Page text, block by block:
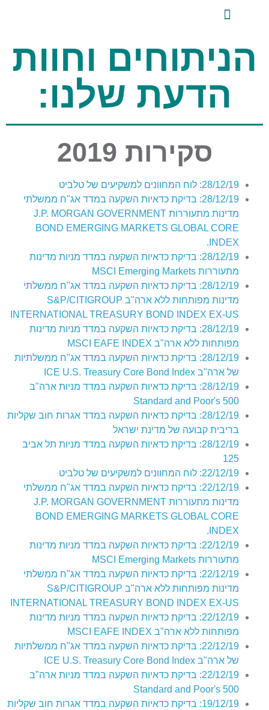
הניתוחים וחוות
הדעת שלנו:
סקירות 2019
28/12/19: לוח המחוונים למשקיעים של טלביט
28/12/19: בדיקת כדאיות השקעה במדד אג"ח ממשלתי
מדינות מתעוררות J.P. MORGAN GOVERNMENT
BOND EMERGING MARKETS GLOBAL CORE
INDEX.
28/12/19: בדיקת כדאיות השקעה במדד מניות מדינות
מתעוררות MSCI Emerging Markets
28/12/19: בדיקת כדאיות השקעה במדד אג"ח ממשלתי
מדינות מפותחות ללא ארה"ב S&P/CITIGROUP
INTERNATIONAL TREASURY BOND INDEX EX-US
28/12/19: בדיקת כדאיות השקעה במדד מניות מדינות
מפותחות ללא ארה"ב MSCI EAFE INDEX
28/12/19: בדיקת כדאיות השקעה במדד אג"ח ממשלתיות
של ארה"ב ICE U.S. Treasury Core Bond Index
28/12/19: בדיקת כדאיות השקעה במדד מניות ארה"ב
Standard and Poor's 500
28/12/19: בדיקת כדאיות השקעה במדד אגרות חוב שקליות
בריבית קבועה של מדינת ישראל
28/12/19: בדיקת כדאיות השקעה במדד מניות תל אביב
125
22/12/19: לוח המחוונים למשקיעים של טלביט
22/12/19: בדיקת כדאיות השקעה במדד אג"ח ממשלתי
מדינות מתעוררות J.P. MORGAN GOVERNMENT
BOND EMERGING MARKETS GLOBAL CORE
INDEX.
22/12/19: בדיקת כדאיות השקעה במדד מניות מדינות
מתעוררות MSCI Emerging Markets
22/12/19: בדיקת כדאיות השקעה במדד אג"ח ממשלתי
מדינות מפותחות ללא ארה"ב S&P/CITIGROUP
INTERNATIONAL TREASURY BOND INDEX EX-US
22/12/19: בדיקת כדאיות השקעה במדד מניות מדינות
מפותחות ללא ארה"ב MSCI EAFE INDEX
22/12/19: בדיקת כדאיות השקעה במדד אג"ח ממשלתיות
של ארה"ב ICE U.S. Treasury Core Bond Index
22/12/19: בדיקת כדאיות השקעה במדד מניות ארה"ב
Standard and Poor's 500
19/12/19: בדיקת כדאיות השקעה במדד אגרות חוב שקליות